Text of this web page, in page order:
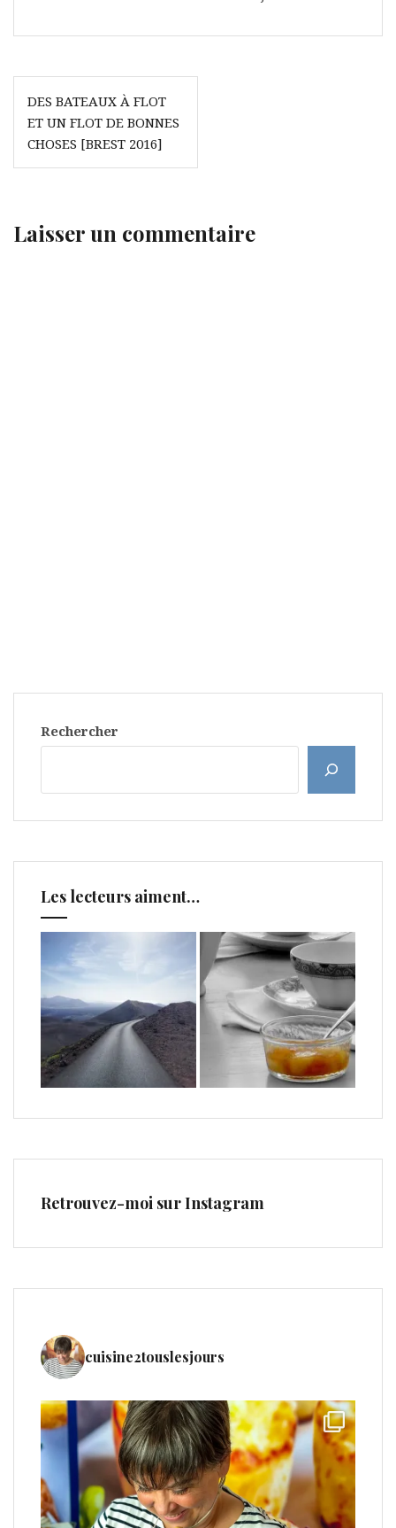
Navigation
de
l’article
DES BATEAUX À FLOT
ET UN FLOT DE BONNES
CHOSES [BREST 2016]
Laisser un commentaire
Rechercher
Les lecteurs aiment…
Retrouvez-moi sur Instagram
cuisine2touslesjours